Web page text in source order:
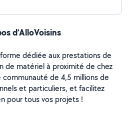
d’AlloVoisins
dédiée aux prestations de
de matériel à proximité de chez
communauté de 4,5 millions de
et particuliers, et facilitez
pour tous vos projets !